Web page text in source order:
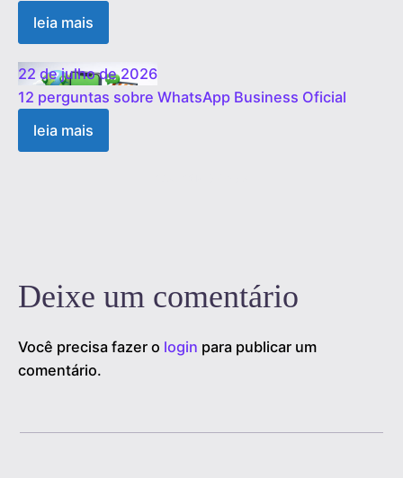
leia mais
22 de julho de 2026
12 perguntas sobre WhatsApp Business Oficial
leia mais
Deixe um comentário
Você precisa fazer o login para publicar um
comentário.